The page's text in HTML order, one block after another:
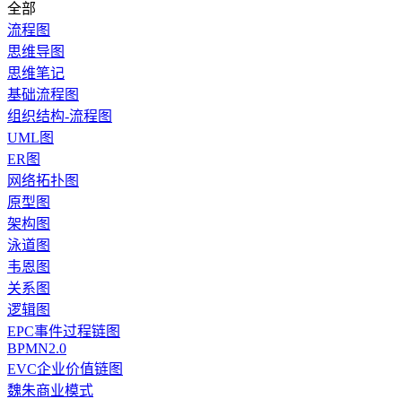
全部
流程图
思维导图
思维笔记
基础流程图
组织结构-流程图
UML图
ER图
网络拓扑图
原型图
架构图
泳道图
韦恩图
关系图
逻辑图
EPC事件过程链图
BPMN2.0
EVC企业价值链图
魏朱商业模式